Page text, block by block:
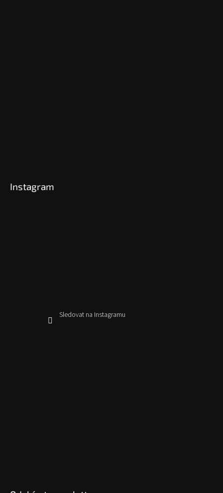
Instagram
Sledovat na Instagramu